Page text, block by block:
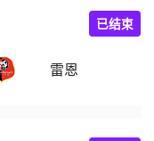
雷恩
已结束